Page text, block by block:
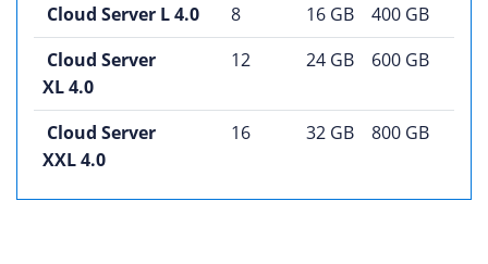
Cloud Server L 4.0
8 16 GB
400 GB
Cloud Server
XL 4.0
12 24 GB 600 GB
Cloud Server
XXL 4.0
16 32 GB 800 GB